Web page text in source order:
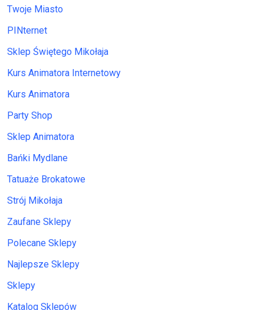
Twoje Miasto
PINternet
Sklep Świętego Mikołaja
Kurs Animatora Internetowy
Kurs Animatora
Party Shop
Sklep Animatora
Bańki Mydlane
Tatuaże Brokatowe
Strój Mikołaja
Zaufane Sklepy
Polecane Sklepy
Najlepsze Sklepy
Sklepy
Katalog Sklepów